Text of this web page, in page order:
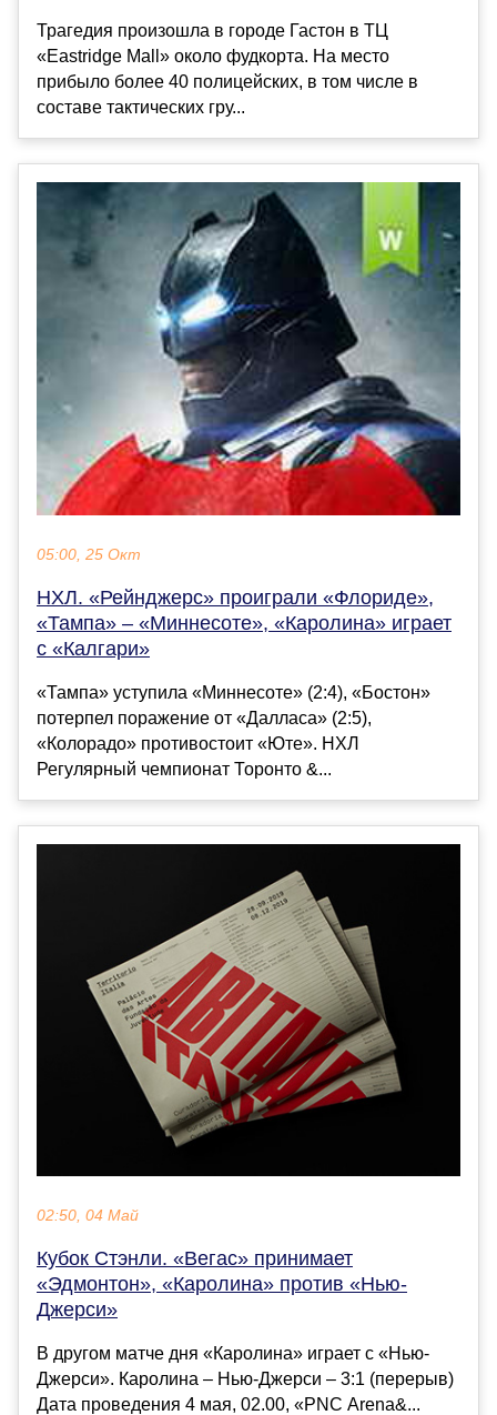
Трагедия произошла в городе Гастон в ТЦ
«Eastridge Mall» около фудкорта. На место
прибыло более 40 полицейских, в том числе в
составе тактических гру...
05:00, 25 Окт
НХЛ. «Рейнджерс» проиграли «Флориде»,
«Тампа» – «Миннесоте», «Каролина» играет
с «Калгари»
«Тампа» уступила «Миннесоте» (2:4), «Бостон»
потерпел поражение от «Далласа» (2:5),
«Колорадо» противостоит «Юте». НХЛ
Регулярный чемпионат Торонто &...
02:50, 04 Май
Кубок Стэнли. «Вегас» принимает
«Эдмонтон», «Каролина» против «Нью-
Джерси»
В другом матче дня «Каролина» играет с «Нью-
Джерси». Каролина – Нью-Джерси – 3:1 (перерыв)
Дата проведения 4 мая, 02.00, «PNC Arena&...